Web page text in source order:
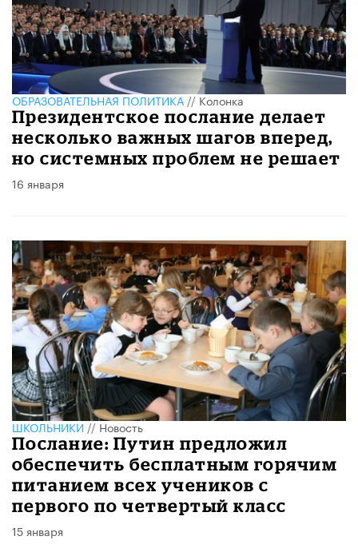
ОБРАЗОВАТЕЛЬНАЯ ПОЛИТИКА//Колонка
Президентское послание делает
несколько важных шагов вперед,
но системных проблем не решает
16 января
ШКОЛЬНИКИ//Новость
Послание: Путин предложил
обеспечить бесплатным горячим
питанием всех учеников с
первого по четвертый класс
15 января